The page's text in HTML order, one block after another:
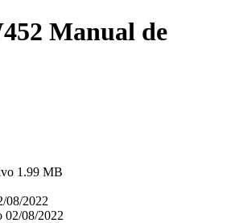
Manual de
1.99 MB
08/2022
02/08/2022